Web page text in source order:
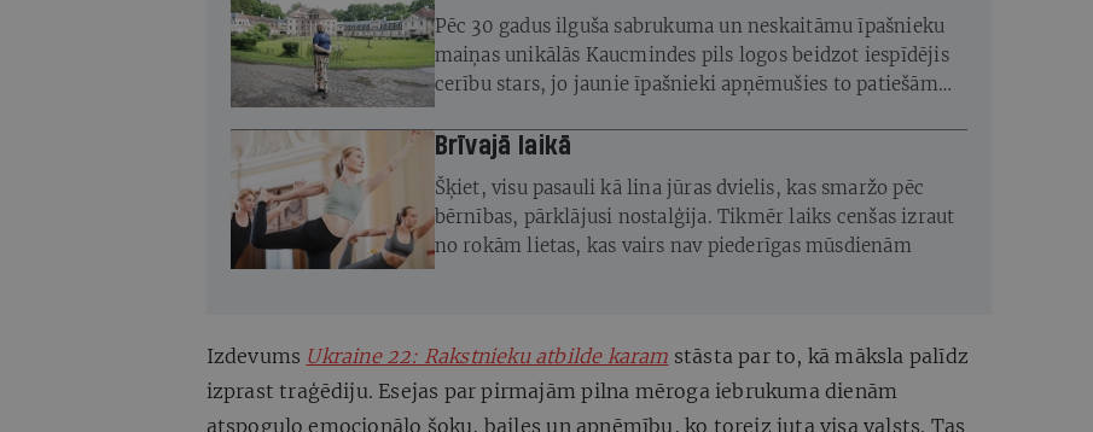
Pēc 30 gadus ilguša sabrukuma un neskaitāmu īpašnieku
maiņas unikālās Kaucmindes pils logos beidzot iespīdējis
cerību stars, jo jaunie īpašnieki apņēmušies to patiešām
atjaunot
Brīvajā laikā
Šķiet, visu pasauli kā lina jūras dvielis, kas smaržo pēc
bērnības, pārklājusi nostalģija. Tikmēr laiks cenšas izraut
no rokām lietas, kas vairs nav piederīgas mūsdienām
Izdevums Ukraine 22: Rakstnieku atbilde karam stāsta par to, kā māksla palīdz
izprast traģēdiju. Esejas par pirmajām pilna mēroga iebrukuma dienām
atspoguļo emocionālo šoku, bailes un apņēmību, ko toreiz juta visa valsts. Tas